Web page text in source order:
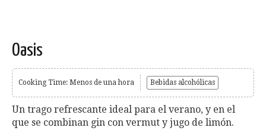
Oasis
Cooking Time: Menos de una hora Bebidas alcohólicas
Un trago refrescante ideal para el verano, y en el
que se combinan gin con vermut y jugo de limón.